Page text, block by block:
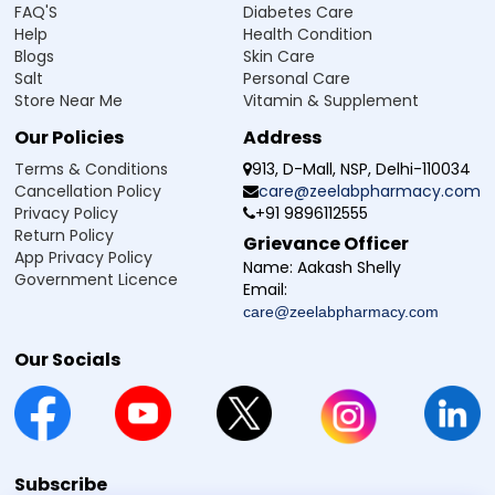
FAQ'S
Help
Blogs
Salt
Store Near Me
Diabetes Care
Health Condition
Skin Care
Personal Care
Vitamin & Supplement
Our Policies
Terms & Conditions
Cancellation Policy
Privacy Policy
Return Policy
App Privacy Policy
Government Licence
Address
913, D-Mall, NSP, Delhi-110034
care@zeelabpharmacy.com
+91 9896112555
Grievance Officer
Name: Aakash Shelly
Email:
care@zeelabpharmacy.com
Our Socials
Subscribe